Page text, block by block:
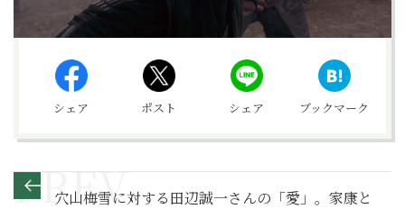
シェア ポスト シェア ブックマーク
穴山梅雪に対する田辺誠一さんの「愛」。家康と